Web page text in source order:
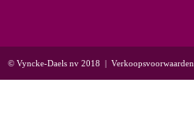
© Vyncke-Daels nv 2018 | Verkoopsvoorwaarden